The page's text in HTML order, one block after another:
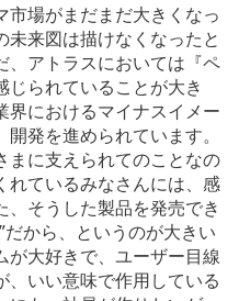
場がまだまだ大きくなっ
来図は描けなくなったと
、アトラスにおいては『ペ
じられていることが大き
界におけるマイナスイメー
発を進められています。
まに支えられてのことなの
れているみなさんには、感
そうした製品を発売でき
から、というのが大きい
が大好きで、ユーザー目線
、いい意味で作用している